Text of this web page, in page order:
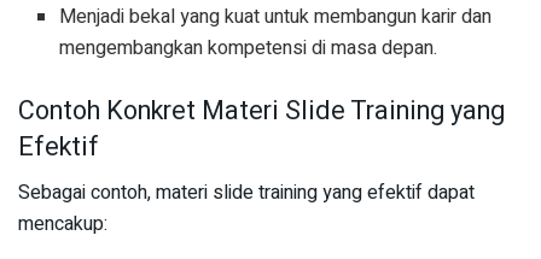
Menjadi bekal yang kuat untuk membangun karir dan
mengembangkan kompetensi di masa depan.
Contoh Konkret Materi Slide Training yang
Efektif
Sebagai contoh, materi slide training yang efektif dapat
mencakup: